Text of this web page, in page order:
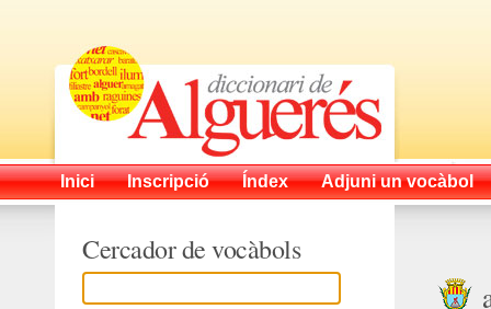
Inici Inscripció Índex Adjuni un vocàbol
Cercador de vocàbols